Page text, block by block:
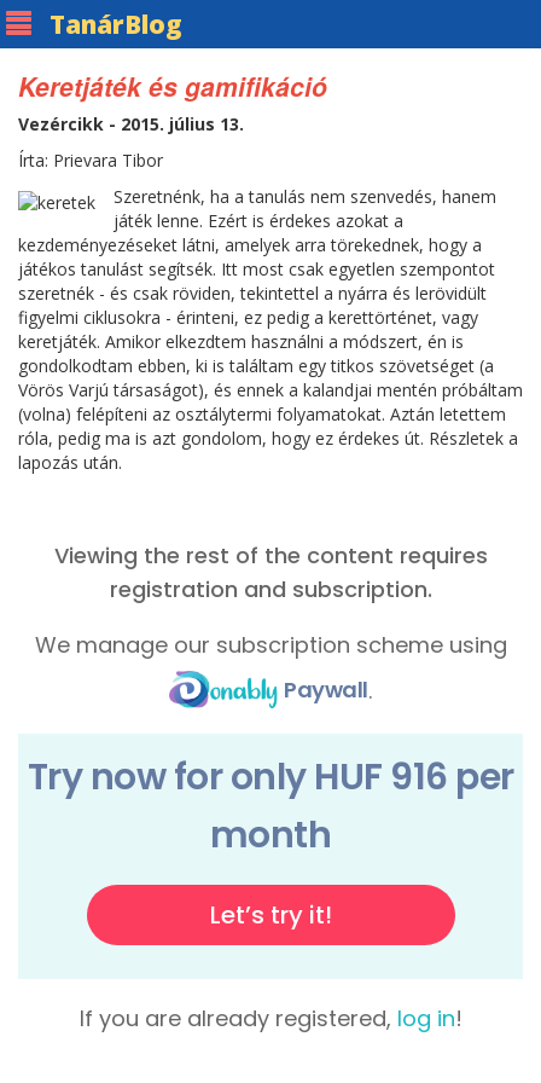
TanárBlog
Keretjáték és gamifikáció
Vezércikk - 2015. július 13.
Írta: Prievara Tibor
Szeretnénk, ha a tanulás nem szenvedés, hanem
játék lenne. Ezért is érdekes azokat a
kezdeményezéseket látni, amelyek arra törekednek, hogy a
játékos tanulást segítsék. Itt most csak egyetlen szempontot
szeretnék - és csak röviden, tekintettel a nyárra és lerövidült
figyelmi ciklusokra - érinteni, ez pedig a kerettörténet, vagy
keretjáték. Amikor elkezdtem használni a módszert, én is
gondolkodtam ebben, ki is találtam egy titkos szövetséget (a
Vörös Varjú társaságot), és ennek a kalandjai mentén próbáltam
(volna) felépíteni az osztálytermi folyamatokat. Aztán letettem
róla, pedig ma is azt gondolom, hogy ez érdekes út. Részletek a
lapozás után.